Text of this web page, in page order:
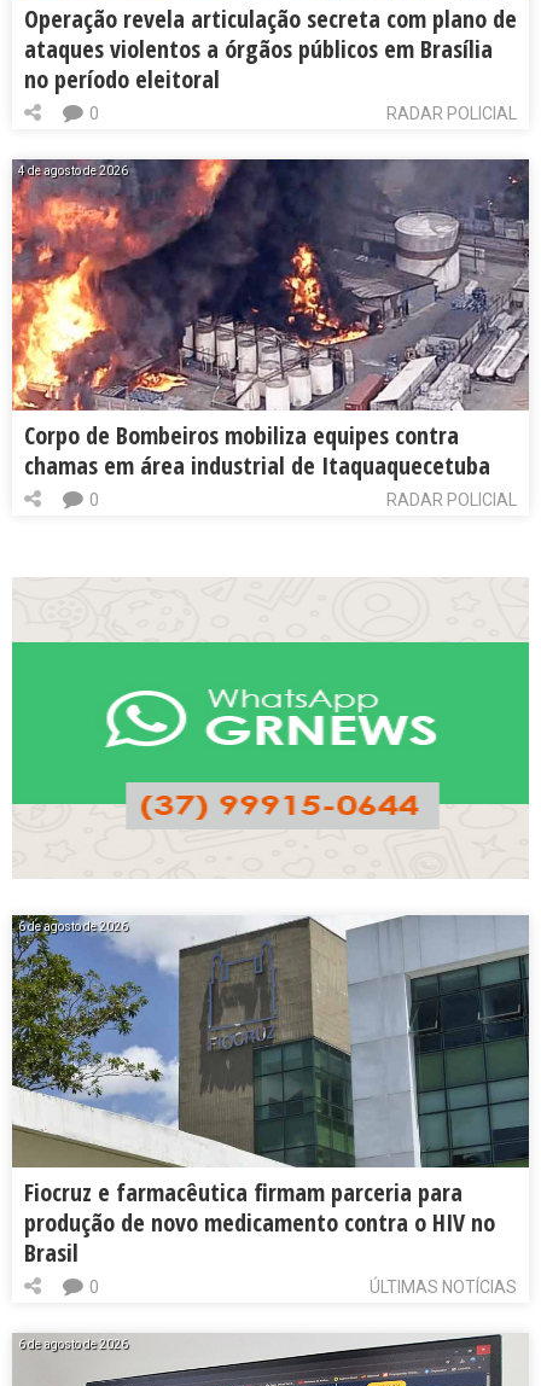
Operação revela articulação secreta com plano de
ataques violentos a órgãos públicos em Brasília
no período eleitoral
RADAR POLICIAL
0
4 de agosto de 2026
Corpo de Bombeiros mobiliza equipes contra
chamas em área industrial de Itaquaquecetuba
RADAR POLICIAL
0
6 de agosto de 2026
Fiocruz e farmacêutica firmam parceria para
produção de novo medicamento contra o HIV no
Brasil
ÚLTIMAS NOTÍCIAS
0
6 de agosto de 2026